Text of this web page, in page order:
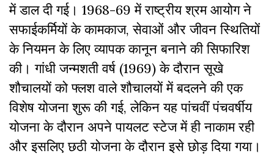
में डाल दी गई। 1968-69 में राष्ट्रीय श्रम आयोग ने
सफाईकर्मियों के कामकाज, सेवाओं और जीवन स्थितियों
के नियमन के लिए व्यापक कानून बनाने की सिफारिश
की। गांधी जन्मशती वर्ष (1969) के दौरान सूखे
शौचालयों को फ्लश वाले शौचालयों में बदलने की एक
विशेष योजना शुरू की गई, लेकिन यह पांचवीं पंचवर्षीय
योजना के दौरान अपने पायलट स्टेज में ही नाकाम रही
और इसलिए छठी योजना के दौरान इसे छोड़ दिया गया।